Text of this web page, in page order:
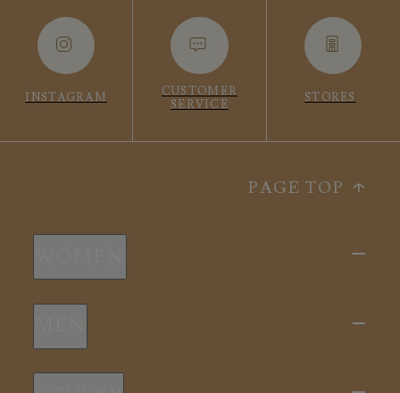
INSTAGRAM
CUSTOMER
SERVICE
STORES
PAGE TOP
新商品
スリープウェア
新商品